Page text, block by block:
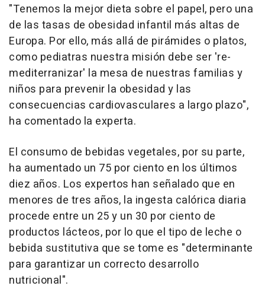
"Tenemos la mejor dieta sobre el papel, pero una
de las tasas de obesidad infantil más altas de
Europa. Por ello, más allá de pirámides o platos,
como pediatras nuestra misión debe ser 're-
mediterranizar' la mesa de nuestras familias y
niños para prevenir la obesidad y las
consecuencias cardiovasculares a largo plazo",
ha comentado la experta.
El consumo de bebidas vegetales, por su parte,
ha aumentado un 75 por ciento en los últimos
diez años. Los expertos han señalado que en
menores de tres años, la ingesta calórica diaria
procede entre un 25 y un 30 por ciento de
productos lácteos, por lo que el tipo de leche o
bebida sustitutiva que se tome es "determinante
para garantizar un correcto desarrollo
nutricional".